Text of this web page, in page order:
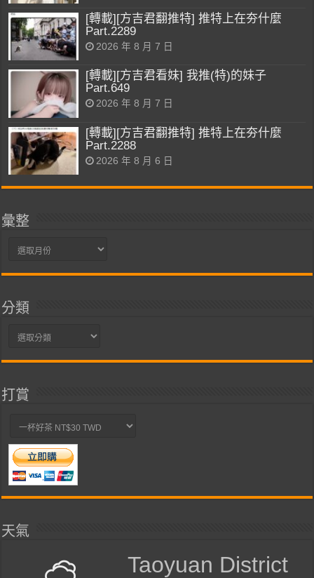
[轉載][方吉君翻推特] 推特上在夯什麼
Part.2289
2026 年 8 月 7 日
[轉載][方吉君看妹] 我推(特)的妹子
Part.649
2026 年 8 月 7 日
[轉載][方吉君翻推特] 推特上在夯什麼
Part.2288
2026 年 8 月 6 日
彙整
彙
分類
分
打賞
天氣
Taoyuan District